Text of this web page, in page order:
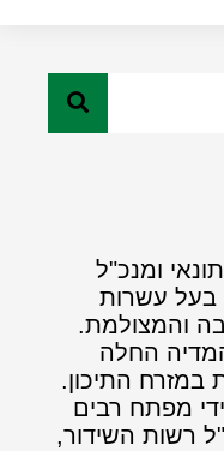
ומנכ"ל
בעל עשרות
והמצולמת.
החלה
במזרח התיכון.
מפתח רבים
רשות השידור,